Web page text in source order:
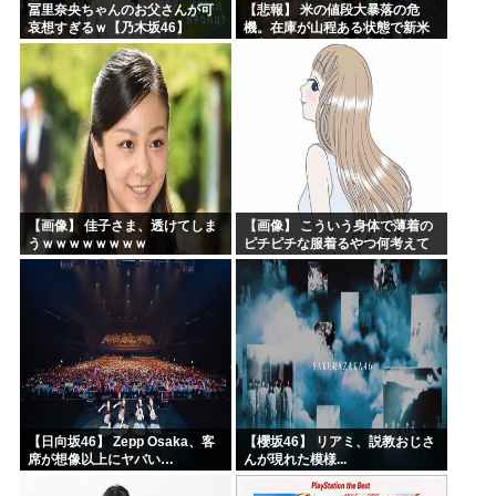
冨里奈央ちゃんのお父さんが可
哀想すぎるｗ【乃木坂46】
【悲報】 米の値段大暴落の危
機。在庫が山程ある状態で新米
の収穫始まる。「米農家が生活
【画像】 佳子さま、透けてしま
うｗｗｗｗｗｗｗｗ
【画像】 こういう身体で薄着の
ピチピチな服着るやつ何考えて
るんだよ
【日向坂46】 Zepp Osaka、客
席が想像以上にヤバい…
【櫻坂46】 リアミ、説教おじさ
んが現れた模様...